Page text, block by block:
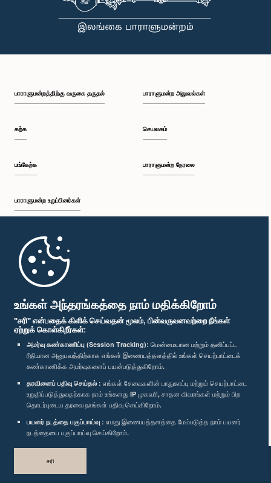
உங்கள் அந்தரங்கத்தை நாம் மதிக்கிறோம்
"சரி" என்பதைக் கிளிக் செய்வதன் மூலம், பின்வருவனவற்றை நீங்கள்
ஏற்றுக் கொள்கிறீர்கள்:
அமர்வு கண்காணிப்பு (Session Tracking): மென்மையான மற்றும் தனிப்பட்ட
ரீதியான அனுபவத்திற்காக எங்கள் இணையத்தளத்தில் உங்கள் செயற்பாட்டைக்
கண்காணிக்க அமர்வுகளைப் பயன்படுத்துகிறோம்.
தரவினைப் பதிவு செய்தல் : எங்கள் சேவைகளின் பாதுகாப்பு மற்றும் செயற்பாட்டை
உறுதிப்படுத்துவதற்காக நாம் உங்களது IP முகவரி, சாதன விவரங்கள் மற்றும் பிற
தொடர்புடைய தரவை நாங்கள் பதிவு செய்கிறோம்.
பயனர் நடத்தை பகுப்பாய்வு : எமது இணையத்தளத்தை மேம்படுத்த நாம் பயனர்
நடத்தையை பகுப்பாய்வு செய்கிறோம்.
சரி
பாராளுமன்றத்திற்கு வருகை தருதல்
கற்க
பங்கேற்க
பாராளுமன்ற உறுப்பினர்கள்
முதற்பக்கம்
பாராளுமன்ற அலுவல்கள்
செயலகம்
பாராளுமன்ற நேரலை
பாராளுமன்ற கையடக்க செயலி
எம்மை பின்தொடர்க :
விருதுகள்
தனியுரிமைக் கொள்கை